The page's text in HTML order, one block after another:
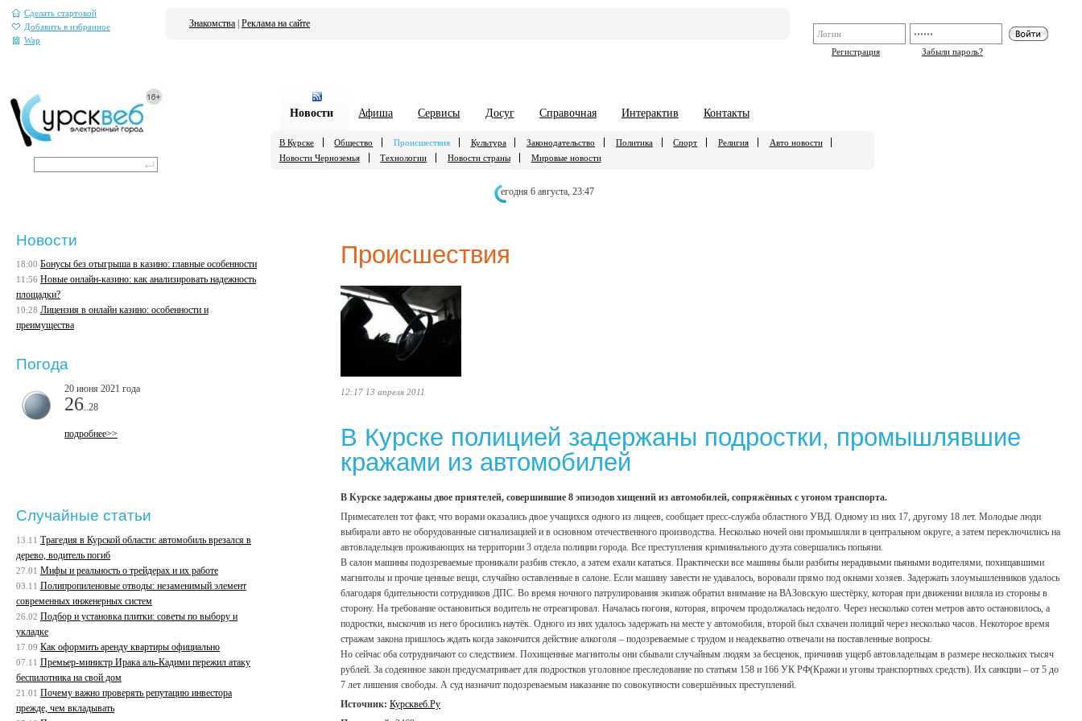
Сделать стартовой
Добавить в избранное
Wap
Регистрация
Забыли пароль?
Знакомства Реклама на сайте
Новости Афиша Сервисы Досуг Справочная Интерактив Контакты
В Курске Общество Происшествия Культура Законодательство Политика Спорт Религия
Авто новости
Новости Черноземья
Технологии Новости страны Мировые новости
егодня 6 августа, 23:47
Происшествия
12:17 13 апреля 2011
В Курске полицией задержаны подростки, промышлявшие
кражами из автомобилей
В Курске задержаны двое приятелей, совершившие 8 эпизодов хищений из автомобилей, сопряжённых с угоном транспорта.
Примесателен тот факт, что ворами оказались двое учащихся одного из лицеев, сообщает пресс-служба областного УВД. Одному из них 17, другому 18 лет. Молодые люди
выбирали авто не оборудованные сигнализацией и в основном отечественного производства. Несколько ночей они промышляли в центральном округе, а затем переключились на
автовладельцев проживающих на территории 3 отдела полиции города. Все преступления криминального дуэта совершались попьяни.
В салон машины подозреваемые проникали разбив стекло, а затем ехали кататься. Практически все машины были разбиты нерадивыми пьяными водителями, похищавшими
магнитолы и прочие ценные вещи, случайно оставленные в салоне. Если машину завести не удавалось, воровали прямо под окнами хозяев. Задержать злоумышленников удалось
благодаря бдительности сотрудников ДПС. Во время ночного патрулирования экипаж обратил внимание на ВАЗовскую шестёрку, которая при движении виляла из стороны в
сторону. На требование остановиться водитель не отреагировал. Началась погоня, которая, впрочем продолжалась недолго. Через несколько сотен метров авто остановилось, а
подростки, выскочив из него бросились наутёк. Одного из них удалось задержать на месте у автомобиля, второй был схвачен полиций через несколько часов. Некоторое время
стражам закона пришлось ждать когда закончится действие алкоголя – подозреваемые с трудом и неадекватно отвечали на поставленные вопросы.
Но сейчас оба сотрудничают со следствием. Похищенные магнитолы они сбывали случайным людям за бесценок, причинив ущерб автовладельцам в размере нескольких тысяч
рублей. За содеянное закон предусматривает для подростков уголовное преследование по статьям 158 и 166 УК РФ(Кражи и угоны транспортных средств). Их санкции – от 5 до
7 лет лишения свободы. А суд назначит подозреваемым наказание по совокупности совершённых преступлений.
Источник: Курсквеб.Ру
Новости
18:00 Бонусы без отыгрыша в казино: главные особенности
11:56 Новые онлайн-казино: как анализировать надежность
площадки?
10:28 Лицензия в онлайн казино: особенности и
преимущества
Погода
20 июня 2021 года
26 ..28
подробнее>>
Случайные статьи
13.11 Трагедия в Курской области: автомобиль врезался в
дерево, водитель погиб
27.01 Мифы и реальность о трейдерах и их работе
03.11 Полипропиленовые отводы: незаменимый элемент
современных инженерных систем
26.02 Подбор и установка плитки: советы по выбору и
укладке
17.09 Как оформить аренду квартиры официально
07.11 Премьер-министр Ирака аль-Кадими пережил атаку
беспилотника на свой дом
21.01 Почему важно проверять репутацию инвестора
прежде, чем вкладывать